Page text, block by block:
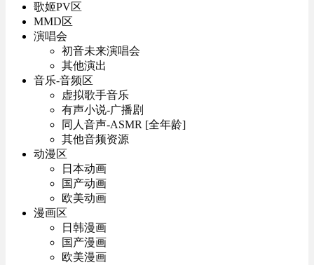
歌姬PV区
MMD区
演唱会
初音未来演唱会
其他演出
音乐-音频区
虚拟歌手音乐
有声小说-广播剧
同人音声-ASMR [全年龄]
其他音频资源
动漫区
日本动画
国产动画
欧美动画
漫画区
日韩漫画
国产漫画
欧美漫画